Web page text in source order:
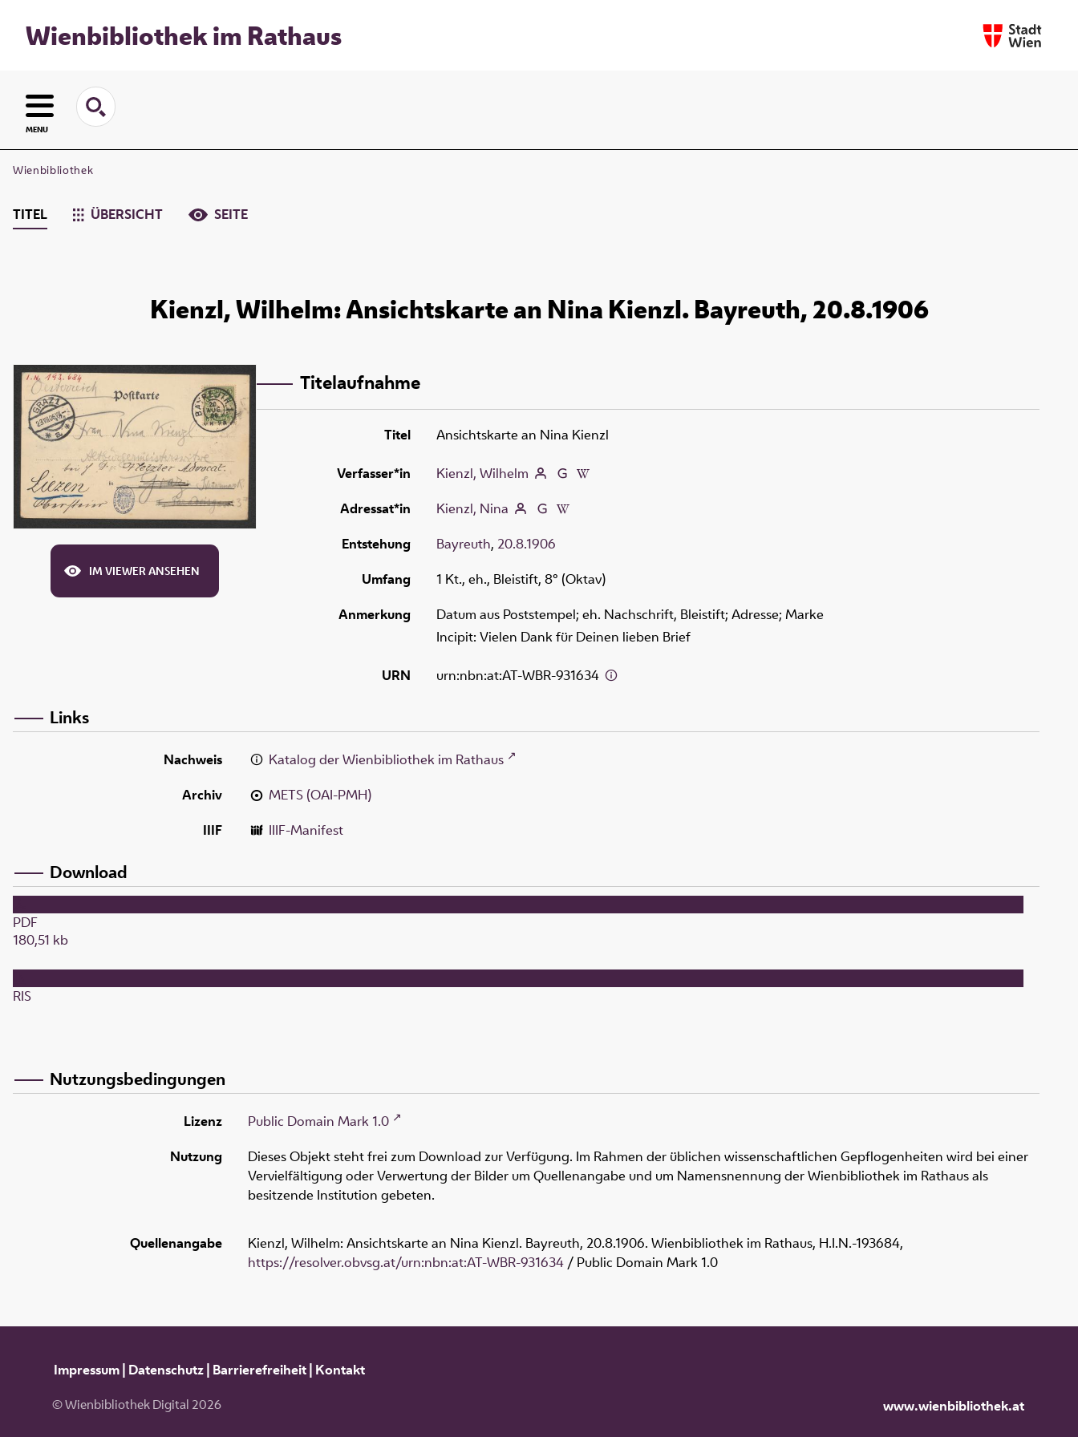
Wienbibliothek im Rathaus
MENU
Wienbibliothek
TITEL ÜBERSICHT SEITE
Kienzl, Wilhelm: Ansichtskarte an Nina Kienzl. Bayreuth, 20.8.1906
IM VIEWER ANSEHEN
Titelaufnahme
Titel Ansichtskarte an Nina Kienzl
Verfasser*in
Kienzl, Wilhelm
Adressat*in
Kienzl, Nina
Entstehung
Bayreuth, 20.8.1906
Umfang
1 Kt., eh., Bleistift, 8° (Oktav)
Anmerkung
Datum aus Poststempel; eh. Nachschrift, Bleistift; Adresse; Marke
Incipit: Vielen Dank für Deinen lieben Brief
URN urn:nbn:at:AT-WBR-931634
Links
Nachweis
Katalog der Wienbibliothek im Rathaus
Archiv
METS (OAI-PMH)
IIIF
IIIF-Manifest
Download
PDF
180,51 kb
RIS
Nutzungsbedingungen
Lizenz
Public Domain Mark 1.0
Nutzung
Dieses Objekt steht frei zum Download zur Verfügung. Im Rahmen der üblichen wissenschaftlichen Gepflogenheiten wird bei einer
Vervielfältigung oder Verwertung der Bilder um Quellenangabe und um Namensnennung der Wienbibliothek im Rathaus als
besitzende Institution gebeten.
Quellenangabe Kienzl, Wilhelm: Ansichtskarte an Nina Kienzl. Bayreuth, 20.8.1906. Wienbibliothek im Rathaus, H.I.N.-193684,
https://resolver.obvsg.at/urn:nbn:at:AT-WBR-931634 / Public Domain Mark 1.0
Impressum| Datenschutz| Barrierefreiheit| Kontakt
© Wienbibliothek Digital 2026 www.wienbibliothek.at